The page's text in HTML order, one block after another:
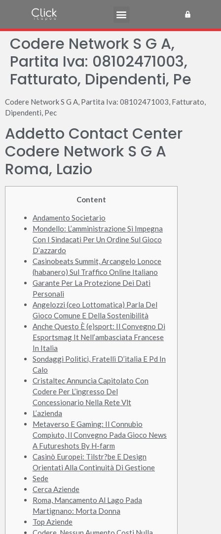
Codere Network S G A,
Partita Iva: 08102471003,
Fatturato, Dipendenti, Pe
Codere Network S G A, Partita Iva: 08102471003, Fatturato,
Dipendenti, Pec
Addetto Contact Center
Codere Network S G A
Roma, Lazio
Content
Andamento Societario
Mondello: L’amministrazione Si Impegna
Con I Sindacati Per Un Ordine Sul Gioco
D’azzardo
Casinobeats Summit, Arcangelo Lonoce
(habanero) Sul Traffico Online Italiano
Garante Per La Protezione Dei Dati
Personali
Angelozzi (ceo Lottomatica) Parla Del
Gioco Comune E Della Sostenibilità
Anche Questo È (e)sport: Il Convegno Di
Esportsmag It Nell’ambasciata Francese
In Italia
Sondaggi Politici, Fratelli D’italia E Pd In
Calo
Cristaltec Annuncia Capitolato Con
Codere Per L’ingresso Del
Concessionario Nella Rete Vlt
L’azienda
Metaverso E Gaming: Il Connubio
Compiuto, Il Convegno Pada Gioco News
A Futureshots By H-farm
Casinò Europei: Tilstr?be E Design
Orientati Alla Continuità Di Gestione
Sede
Cerca Aziende
Roma, Mancamento Al Lago Pada
Martignano: Morta Donna
Top Aziende